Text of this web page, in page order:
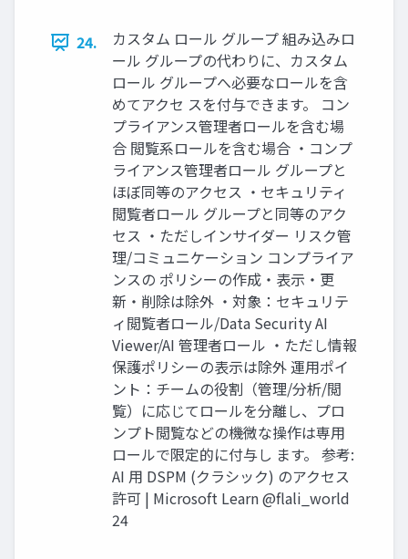
24.
カスタム ロール グループ 組み込みロ
ール グループの代わりに、カスタム
ロール グループへ必要なロールを含
めてアクセ スを付与できます。 コン
プライアンス管理者ロールを含む場
合 閲覧系ロールを含む場合 ・コンプ
ライアンス管理者ロール グループと
ほぼ同等のアクセス ・セキュリティ
閲覧者ロール グループと同等のアク
セス ・ただしインサイダー リスク管
理/コミュニケーション コンプライア
ンスの ポリシーの作成・表示・更
新・削除は除外 ・対象：セキュリテ
ィ閲覧者ロール/Data Security AI
Viewer/AI 管理者ロール ・ただし情報
保護ポリシーの表示は除外 運用ポイ
ント：チームの役割（管理/分析/閲
覧）に応じてロールを分離し、プロ
ンプト閲覧などの機微な操作は専用
ロールで限定的に付与し ます。 参考:
AI 用 DSPM (クラシック) のアクセス
許可 | Microsoft Learn @flali_world
24